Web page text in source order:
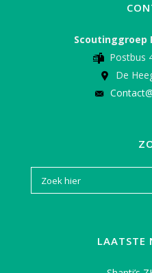
Scoutinggroep
Postbus
De
LAATSTE